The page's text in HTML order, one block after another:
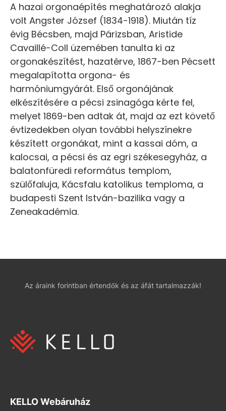
A hazai orgonaépítés meghatározó alakja
volt Angster József (1834-1918). Miután tíz
évig Bécsben, majd Párizsban, Aristide
Cavaillé-Coll üzemében tanulta ki az
orgonakészítést, hazatérve, 1867-ben Pécsett
megalapította orgona- és
harmóniumgyárát. Első orgonájának
elkészítésére a pécsi zsinagóga kérte fel,
melyet 1869-ben adtak át, majd az ezt követő
évtizedekben olyan további helyszínekre
készített orgonákat, mint a kassai dóm, a
kalocsai, a pécsi és az egri székesegyház, a
balatonfüredi református templom,
szülőfaluja, Kácsfalu katolikus temploma, a
budapesti Szent István-bazilika vagy a
Zeneakadémia.
Az áraink forintban értendők és az áfát tartalmazzák!
KELLO Webáruház